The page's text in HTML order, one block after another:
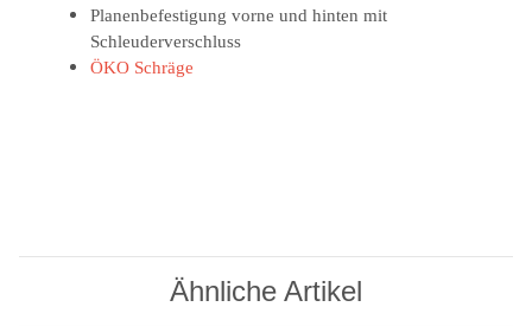
Planenbefestigung vorne und hinten mit
Schleuderverschluss
ÖKO Schräge
Ähnliche Artikel